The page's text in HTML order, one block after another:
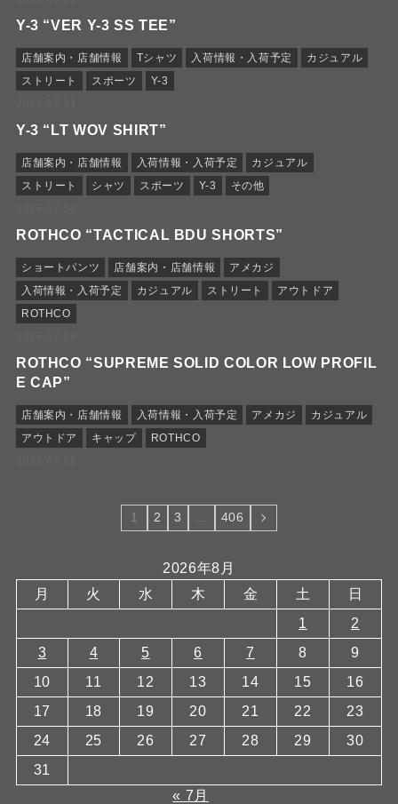
Y-3 “VER Y-3 SS TEE”
店舗案内・店舗情報 Tシャツ 入荷情報・入荷予定
カジュアル
ストリート
スポーツ
Y-3
Y-3 “LT WOV SHIRT”
店舗案内・店舗情報 入荷情報・入荷予定
カジュアル
ストリート
シャツ スポーツ Y-3
その他
ROTHCO “TACTICAL BDU SHORTS”
ショートパンツ 店舗案内・店舗情報
アメカジ
入荷情報・入荷予定
カジュアル ストリート
アウトドア
ROTHCO
ROTHCO “SUPREME SOLID COLOR LOW PROFIL
E CAP”
店舗案内・店舗情報 入荷情報・入荷予定 アメカジ
カジュアル
アウトドア
キャップ
ROTHCO
1 2 3 406
2026年8月
月
火 水 木 金 土
日
1
2
3
4 5 6 7 8
9
10
11 12 13 14 15
16
17
18 19 20 21 22
23
24
25 26 27 28 29
30
31
« 7月